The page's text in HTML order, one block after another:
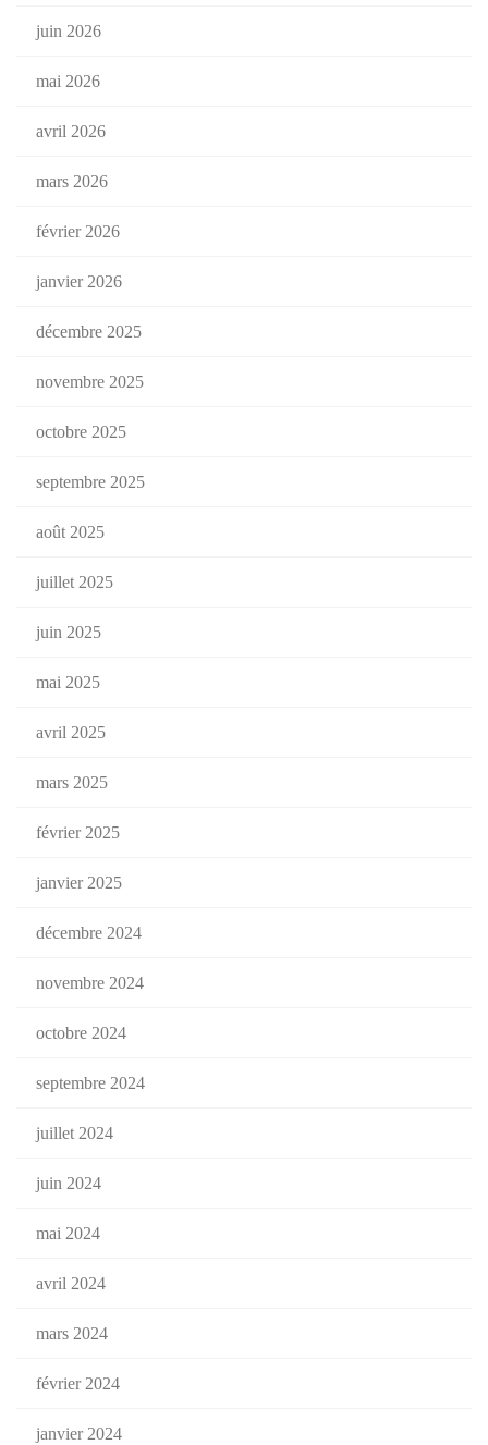
juin 2026
mai 2026
avril 2026
mars 2026
février 2026
janvier 2026
décembre 2025
novembre 2025
octobre 2025
septembre 2025
août 2025
juillet 2025
juin 2025
mai 2025
avril 2025
mars 2025
février 2025
janvier 2025
décembre 2024
novembre 2024
octobre 2024
septembre 2024
juillet 2024
juin 2024
mai 2024
avril 2024
mars 2024
février 2024
janvier 2024